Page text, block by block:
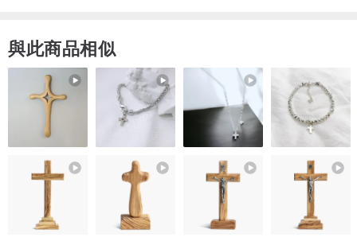
免費微調 →領取檔案or 開始印刷製作→ 出貨
☻ 需急件者請先聊聊問過時間是否來得及，會優先安排繪製
☻ 不接受大改姿勢
☻ 傳圖後可以告訴我您的大致想法來讓我畫
☻ 把您的想法寫的越詳細，越能快速得到您喜歡的結婚書約哦
☻ 免費加字、修改、多種背景色可選擇
☻如商品為「電子檔」非實體商品！以email傳送成品圖喔
☻似顏繪皆親手繪製，無法與照片100%還原，線條是較簡化的，可
與此商品相似